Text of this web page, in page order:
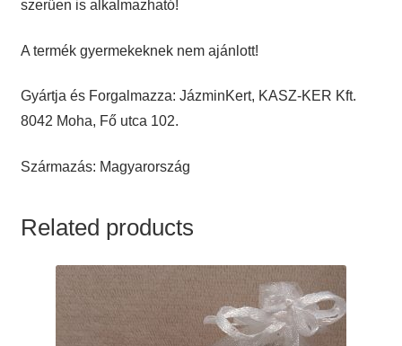
szerűen is alkalmazható!
A termék gyermekeknek nem ajánlott!
Gyártja és Forgalmazza: JázminKert, KASZ-KER Kft.
8042 Moha, Fő utca 102.
Származás: Magyarország
Related products